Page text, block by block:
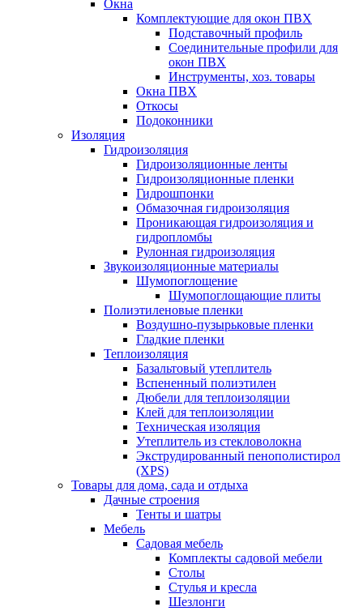
Окна
Комплектующие для окон ПВХ
Подставочный профиль
Соединительные профили для
окон ПВХ
Инструменты, хоз. товары
Окна ПВХ
Откосы
Подоконники
Изоляция
Гидроизоляция
Гидроизоляционные ленты
Гидроизоляционные пленки
Гидрошпонки
Обмазочная гидроизоляция
Проникающая гидроизоляция и
гидропломбы
Рулонная гидроизоляция
Звукоизоляционные материалы
Шумопоглощение
Шумопоглощающие плиты
Полиэтиленовые пленки
Воздушно-пузырьковые пленки
Гладкие пленки
Теплоизоляция
Базальтовый утеплитель
Вспененный полиэтилен
Дюбели для теплоизоляции
Клей для теплоизоляции
Техническая изоляция
Утеплитель из стекловолокна
Экструдированный пенополистирол
(XPS)
Товары для дома, сада и отдыха
Дачные строения
Тенты и шатры
Мебель
Садовая мебель
Комплекты садовой мебели
Столы
Стулья и кресла
Шезлонги